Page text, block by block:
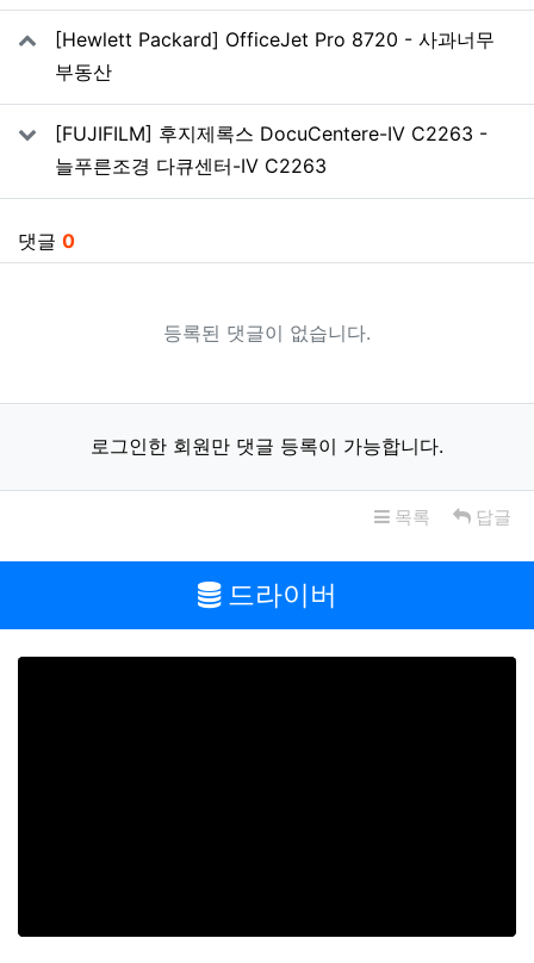
[Hewlett Packard] OfficeJet Pro 8720 - 사과너무
부동산
[FUJIFILM] 후지제록스 DocuCentere-IV C2263 -
늘푸른조경 다큐센터-IV C2263
댓글 0
등록된 댓글이 없습니다.
로그인한 회원만 댓글 등록이 가능합니다.
목록 답글
드라이버